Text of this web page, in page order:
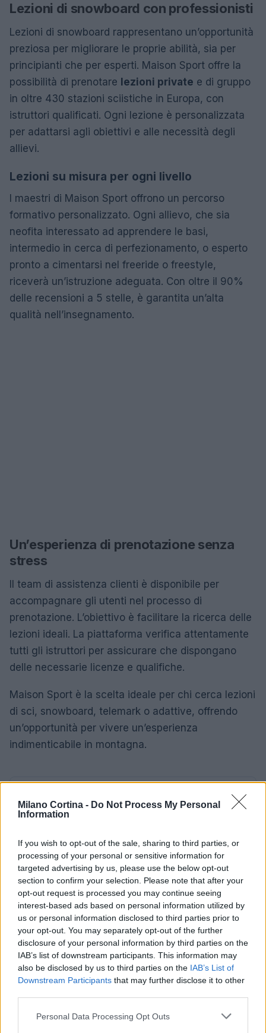
Milano Cortina - Do Not Process My Personal
Information
If you wish to opt-out of the sale, sharing to third parties, or
processing of your personal or sensitive information for
targeted advertising by us, please use the below opt-out
section to confirm your selection. Please note that after your
opt-out request is processed you may continue seeing
interest-based ads based on personal information utilized by
us or personal information disclosed to third parties prior to
your opt-out. You may separately opt-out of the further
disclosure of your personal information by third parties on the
IAB’s list of downstream participants. This information may
also be disclosed by us to third parties on the IAB’s List of
Downstream Participants that may further disclose it to other
Please note that this website/app uses one or more Google
Personal Data Processing Opt Outs
Lezioni di snowboard con professionisti
Lezioni di snowboard rappresentano un’opportunità
preziosa per migliorare le proprie abilità, sia per
principianti che per esperti. Maison Sport offre la
possibilità di prenotare lezioni private e di gruppo
in oltre 430 stazioni sciistiche in Europa, con
istruttori qualificati. Ogni lezione è personalizzata
per adattarsi agli obiettivi e alle necessità degli
allievi.
Lezioni su misura per ogni livello
I maestri di Maison Sport offrono un percorso
formativo personalizzato. Ogni allievo, che sia
neofita interessato ad apprendere le basi,
intermedio in cerca di perfezionamento, o esperto
pronto a cimentarsi nel freeride o freestyle,
riceverà un’istruzione adeguata. Con oltre il 90%
delle recensioni a 5 stelle, è garantita un’alta
qualità nell’insegnamento.
Un’esperienza di prenotazione senza
stress
Il team di assistenza clienti è disponibile per
accompagnare gli utenti nel processo di
prenotazione. L’obiettivo è facilitare la ricerca delle
lezioni ideali. La piattaforma verifica attentamente
tutti gli istruttori per assicurare che dispongano
delle necessarie licenze e qualifiche.
Maison Sport è la scelta ideale per chi cerca lezioni
di sci, snowboard, telemark o adattive, offrendo
un’opportunità per vivere un’esperienza
indimenticabile in montagna.
Linda Pellegrini
portuale entrando in Comune per un'intervista
decisiva; è caporedattore con responsabilità
sulle rubriche storiche e propone in
redazione inchieste su memoria locale.
Laureata all'Università di Genova, conserva
un archivio di fotografie d'epoca della città.